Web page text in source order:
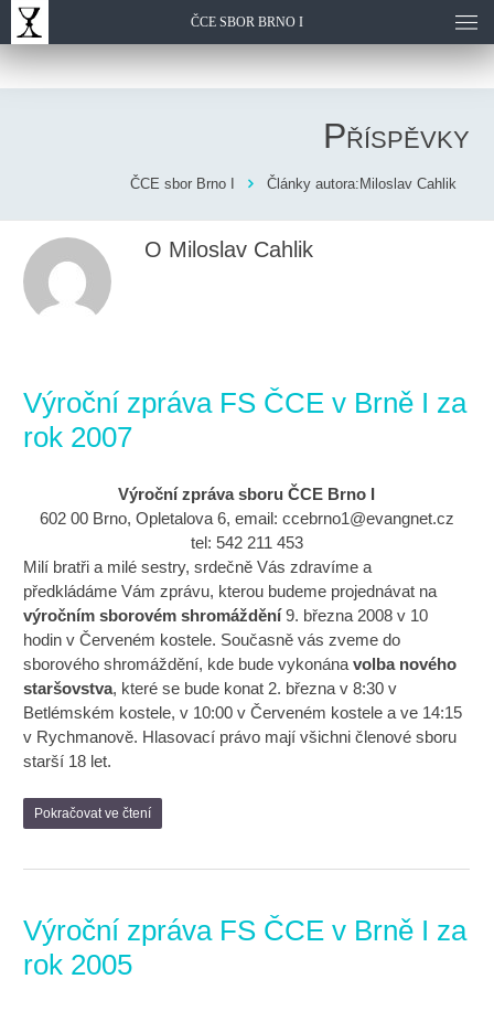
ČCE SBOR BRNO I
Příspěvky
ČCE sbor Brno I Články autora:Miloslav Cahlik
O Miloslav Cahlik
Výroční zpráva FS ČCE v Brně I za
rok 2007
Výroční zpráva sboru ČCE Brno I
602 00 Brno, Opletalova 6, email: ccebrno1@evangnet.cz
tel: 542 211 453
Milí bratři a milé sestry, srdečně Vás zdravíme a
předkládáme Vám zprávu, kterou budeme projednávat na
výročním sborovém shromáždění9. března 2008 v 10
hodin v Červeném kostele. Současně vás zveme do
sborového shromáždění, kde bude vykonánavolba nového
staršovstva, které se bude konat 2. března v 8:30 v
Betlémském kostele, v 10:00 v Červeném kostele a ve 14:15
v Rychmanově. Hlasovací právo mají všichni členové sboru
starší 18 let.
Pokračovat ve čtení
Výroční zpráva FS ČCE v Brně I za
rok 2005